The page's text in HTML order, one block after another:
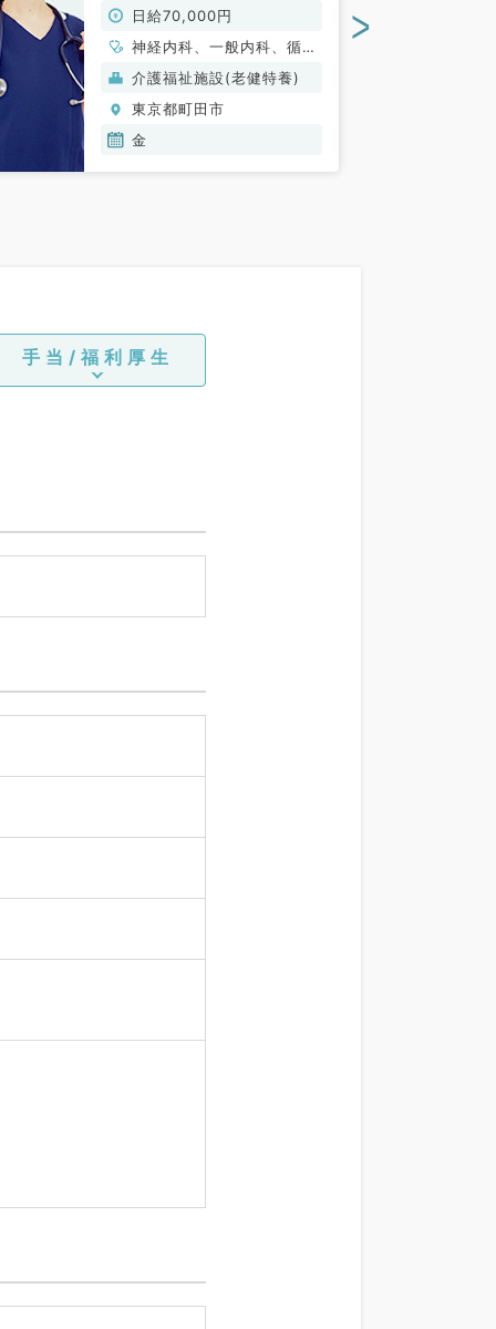
日給70,000円
神経内科、一般内科、循環
器内科、呼吸器内科、消化
器内科、内分泌・代謝内
科、腎臓内科、老年内科、
血液内科
介護福祉施設(老健特養)
東京都町田市
金
>
手当/福利厚生